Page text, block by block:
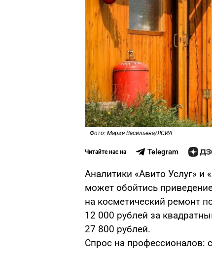
Фото: Мария Васильева/ЯСИА
Читайте нас на Telegram
Аналитики «Авито Услуг» и
может обойтись
на косметический ремонт
12 000 рублей за
27 800 рублей.
Спрос на профессионалов: